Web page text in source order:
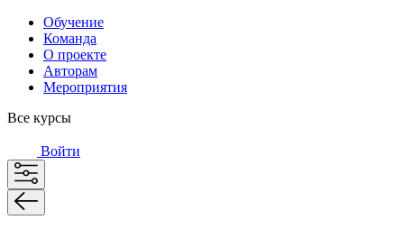
Обучение
Команда
О проекте
Авторам
Мероприятия
Все курсы
Войти